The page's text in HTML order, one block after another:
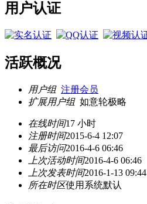
用户认证
活跃概况
用户组 注册会员
扩展用户组 如意轮极略
在线时间17 小时
注册时间2015-6-4 12:07
最后访问2016-4-6 06:46
上次活动时间2016-4-6 06:46
上次发表时间2016-1-13 09:44
所在时区使用系统默认